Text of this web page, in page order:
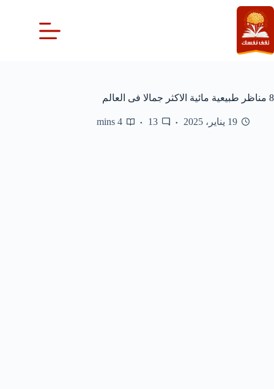
التجاوز
إلى
المحتوى
8 مناظر طبيعية مائية الاكثر جمالا فى العالم
19 يناير، 2025 13
4 mins